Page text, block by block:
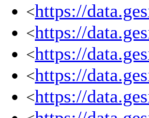
<https://
<https://
<https://
<https://
<https://